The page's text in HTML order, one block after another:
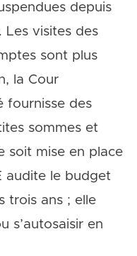
depuis
Les visites des
sont plus
la Cour
fournisse des
sommes et
soit mise en place
audite le budget
trois ans ; elle
s’autosaisir en